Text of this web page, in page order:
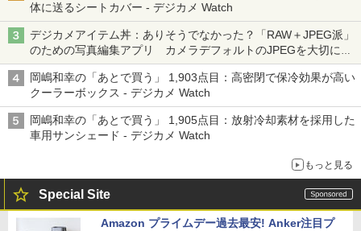
体に送るシートカバー - デジカメ Watch
デジカメアイテム丼：ありそうでなかった？「RAW＋JPEG派」
のための写真編集アプリ カメラデフォルトのJPEGを大切にす
る「Filmator」
岡嶋和幸の「あとで買う」 1,903点目：高密閉で保冷効果が高い
クーラーボックス - デジカメ Watch
岡嶋和幸の「あとで買う」 1,905点目：放射冷却素材を採用した
車用サンシェード - デジカメ Watch
もっと見る
Special Site
Amazon プライムデー過去最安! Anker注目プ